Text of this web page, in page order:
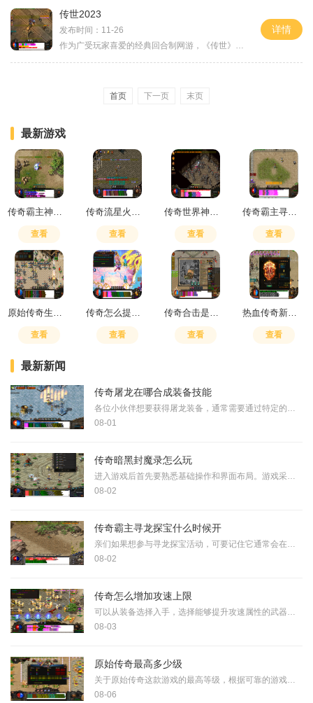
传世2023
发布时间：11-26
详情
首页 下一页 末页
最新游戏
查看 查看 查看 查看
查看 查看 查看 查看
最新新闻
传奇屠龙在哪合成装备技能
08-01
传奇暗黑封魔录怎么玩
08-02
传奇霸主寻龙探宝什么时候开
08-02
传奇怎么增加攻速上限
08-03
原始传奇最高多少级
08-06